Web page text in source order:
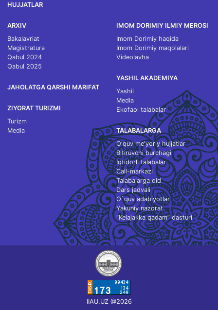
HUJJATLAR
ARXIV
Bakalavriat
Magistratura
Qabul 2024
Qabul 2025
JAHOLATGA QARSHI MARIFAT
ZIYORAT TURIZMI
Turizm
Media
IMOM DORIMIY ILMIY MEROSI
Imom Dorimiy haqida
Imom Dorimiy maqolalari
Videolavha
YASHIL AKADEMIYA
Yashil
Media
Ekofaol talabalar
TALABALARGA
O‘quv me'yoriy hujjatlar
Bitiruvchi burchagi
Iqtidorli talabalar
Call-markazi
Talabalarga oid
Dars jadvali
O`quv adabiyotlar
Yakuniy nazorat
“Kelajakka qadam” dasturi
IIAU.UZ @2026